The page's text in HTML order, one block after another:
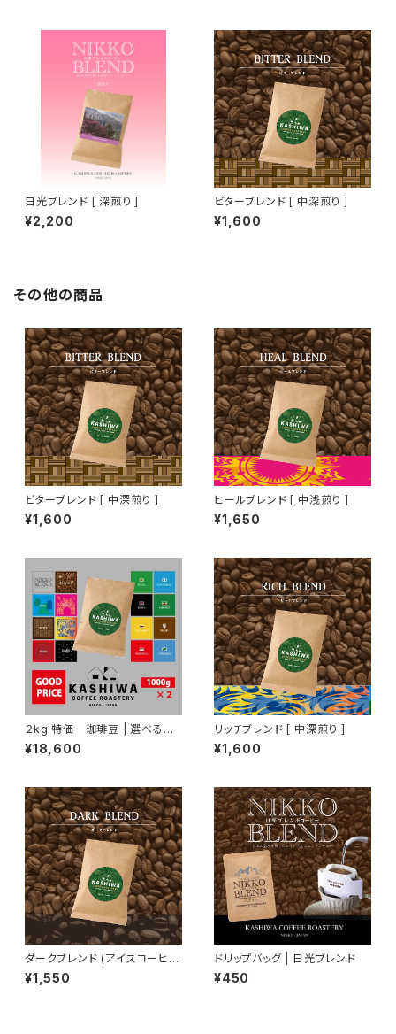
日光ブレンド [ 深煎り ]
¥2,200
ビターブレンド [ 中深煎り ]
¥1,600
その他の商品
ビターブレンド [ 中深煎り ]
¥1,600
ヒールブレンド [ 中浅煎り ]
¥1,650
２kg 特価 珈琲豆 | 選べる２
種セット 1kg ×2
¥18,600
リッチブレンド [ 中深煎り ]
¥1,600
ダークブレンド (アイスコーヒー
推奨) [ 極深煎り ]
¥1,550
ドリップバッグ | 日光ブレンド
¥450